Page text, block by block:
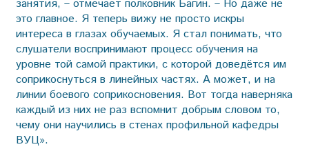
занятия, – отмечает полковник Багин. – Но даже не
это главное. Я теперь вижу не просто искры
интереса в глазах обучаемых. Я стал понимать, что
слушатели воспринимают процесс обучения на
уровне той самой практики, с которой доведётся им
соприкоснуться в линейных частях. А может, и на
линии боевого соприкосновения. Вот тогда наверняка
каждый из них не раз вспомнит добрым словом то,
чему они научились в стенах профильной кафедры
ВУЦ».